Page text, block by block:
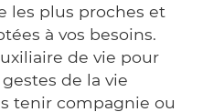
les plus proches et
à vos besoins.
de vie pour
de la vie
tenir compagnie ou